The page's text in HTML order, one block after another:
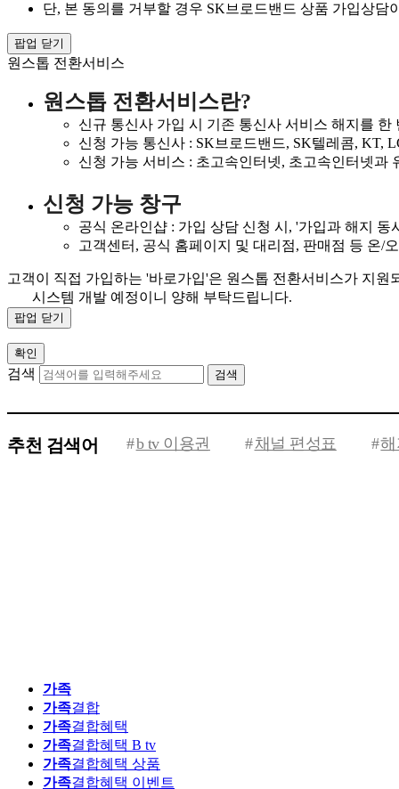
단, 본 동의를 거부할 경우 SK브로드밴드 상품 가입상담
팝업 닫기
원스톱 전환서비스
원스톱 전환서비스란?
신규 통신사 가입 시 기존 통신사 서비스 해지를
신청 가능 통신사 : SK브로드밴드, SK텔레콤, KT,
신청 가능 서비스 : 초고속인터넷, 초고속인터넷과
신청 가능 창구
공식 온라인샵 : 가입 상담 신청 시, '가입과 해지 동
고객센터, 공식 홈페이지 및 대리점, 판매점 등 온/
고객이 직접 가입하는 '바로가입'은 원스톱 전환서비스가 지원
시스템 개발 예정이니 양해 부탁드립니다.
팝업 닫기
확인
검색 검색
추천 검색어 b tv 이용권 채널 편성표
가족
가족결합
가족결합혜택
가족결합혜택 B tv
가족결합혜택 상품
가족결합혜택 이벤트